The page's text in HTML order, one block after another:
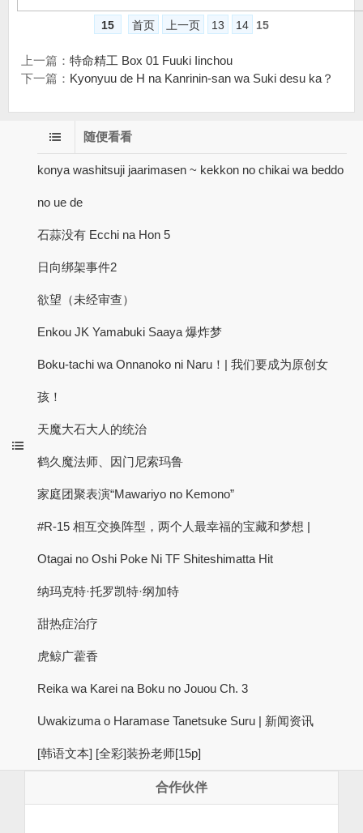
15 首页 上一页 13 14 15
上一篇： 特命精工 Box 01 Fuuki Iinchou
下一篇： Kyonyuu de H na Kanrinin-san wa Suki desu ka？
随便看看
konya washitsuji jaarimasen ~ kekkon no chikai wa beddo
no ue de
石蒜没有 Ecchi na Hon 5
日向绑架事件2
欲望（未经审查）
Enkou JK Yamabuki Saaya 爆炸梦
Boku-tachi wa Onnanoko ni Naru！| 我们要成为原创女
孩！
天魔大石大人的统治
鹤久魔法师、因门尼索玛鲁
家庭团聚表演“Mawariyo no Kemono”
#R-15 相互交换阵型，两个人最幸福的宝藏和梦想 |
Otagai no Oshi Poke Ni TF Shiteshimatta Hit
纳玛克特·托罗凯特·纲加特
甜热症治疗
虎鲸广藿香
Reika wa Karei na Boku no Jouou Ch. 3
Uwakizuma o Haramase Tanetsuke Suru | 新闻资讯
[韩语文本] [全彩]装扮老师[15p]
合作伙伴